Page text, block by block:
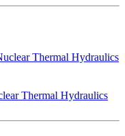
Thermal Hydraulics